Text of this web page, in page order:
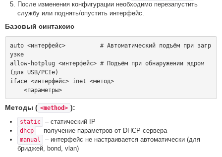
После изменения конфигурации необходимо перезапустить
службу или поднять/опустить интерфейс.
Базовый синтаксис
auto <интерфейс>          # Автоматический подъём при загр
узке
allow-hotplug <интерфейс> # Подъём при обнаружении ядром
(для USB/PCIe)
iface <интерфейс> inet <метод>
    <параметры>
Методы ( <method> ):
static – статический IP
dhcp – получение параметров от DHCP-сервера
manual
– интерфейс не настраивается автоматически (для
бриджей, bond, vlan)